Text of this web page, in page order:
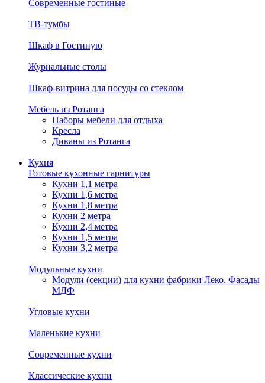
Современные гостиные
ТВ-тумбы
Шкаф в Гостиную
Журнальные столы
Шкаф-витрина для посуды со стеклом
Мебель из Ротанга
Наборы мебели для отдыха
Кресла
Диваны из Ротанга
Кухня
Готовые кухонные гарнитуры
Кухни 1,1 метра
Кухни 1,6 метра
Кухни 1,8 метра
Кухни 2 метра
Кухни 2,4 метра
Кухни 1,5 метра
Кухни 3,2 метра
Модульные кухни
Модули (секции) для кухни фабрики Леко. Фасады
МДФ
Угловые кухни
Маленькие кухни
Современные кухни
Классические кухни